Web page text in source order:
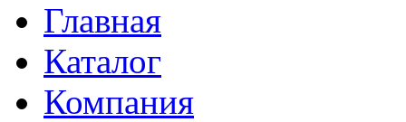
Главная
Каталог
Компания